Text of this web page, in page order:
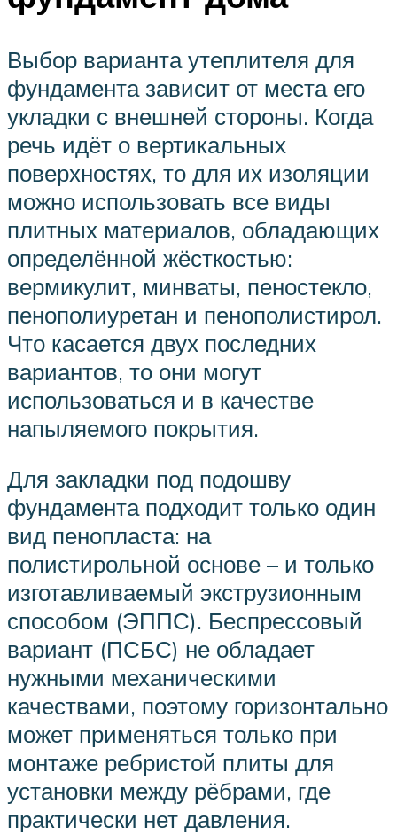
Выбор варианта утеплителя для
фундамента зависит от места его
укладки с внешней стороны. Когда
речь идёт о вертикальных
поверхностях, то для их изоляции
можно использовать все виды
плитных материалов, обладающих
определённой жёсткостью:
вермикулит, минваты, пеностекло,
пенополиуретан и пенополистирол.
Что касается двух последних
вариантов, то они могут
использоваться и в качестве
напыляемого покрытия.
Для закладки под подошву
фундамента подходит только один
вид пенопласта: на
полистирольной основе – и только
изготавливаемый экструзионным
способом (ЭППС). Беспрессовый
вариант (ПСБС) не обладает
нужными механическими
качествами, поэтому горизонтально
может применяться только при
монтаже ребристой плиты для
установки между рёбрами, где
практически нет давления.